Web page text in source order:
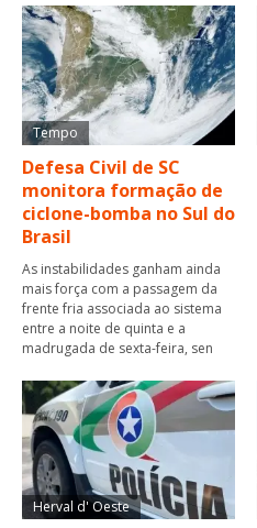
Tempo
Defesa Civil de SC
monitora formação de
ciclone-bomba no Sul do
Brasil
As instabilidades ganham ainda
mais força com a passagem da
frente fria associada ao sistema
entre a noite de quinta e a
madrugada de sexta-feira, sen
Herval d' Oeste